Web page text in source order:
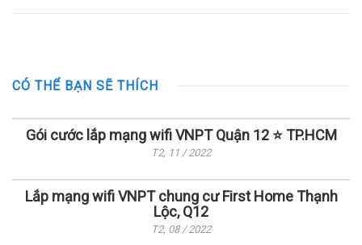
CÓ THỂ BẠN SẼ THÍCH
Gói cước lắp mạng wifi VNPT Quận 12 ⭐ TP.HCM
T2, 11 / 2022
Lắp mạng wifi VNPT chung cư First Home Thạnh
Lộc, Q12
T2, 08 / 2022